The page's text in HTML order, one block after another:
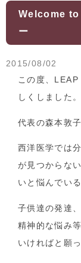
Welcome to
ー
2015/08/02
この度、
しくしました。
代表の森本敦子
西洋医学では
が見つからな
いと悩んでい
子供達の発達
精神的な悩み
いければと願